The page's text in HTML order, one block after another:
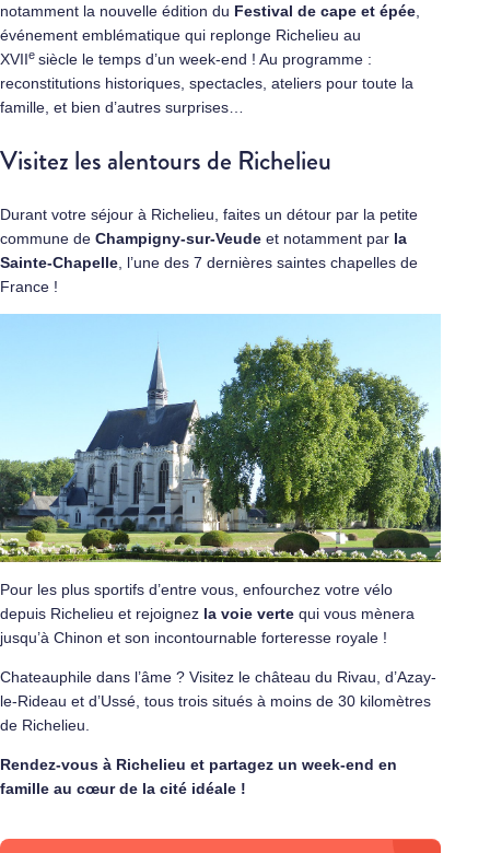
notamment la nouvelle édition du Festival de cape et épée
événement emblématique qui replonge Richelieu au
XVIIe siècle le temps d’un week-end ! Au programme :
reconstitutions historiques, spectacles, ateliers pour toute la
famille, et bien d’autres surprises…
Visitez les alentours de Richelieu
Durant votre séjour à Richelieu, faites un détour par la petite
commune de Champigny-sur-Veude et notamment par la
Sainte-Chapelle , l’une des 7 dernières saintes chapelles de
France !
Pour les plus sportifs d’entre vous, enfourchez votre vélo
depuis Richelieu et rejoignez la voie verte qui vous mènera
jusqu’à Chinon et son incontournable forteresse royale !
Chateauphile dans l’âme ? Visitez le château du Rivau d’Azay-
le-Rideau et d’Ussé , tous trois situés à moins de 30 kilomètres
de Richelieu.
Rendez-vous à Richelieu et partagez un week-end en
famille au cœur de la cité idéale !